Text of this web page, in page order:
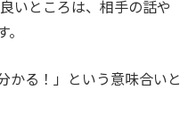
いところは、相手の話や
かる！」という意味合いと